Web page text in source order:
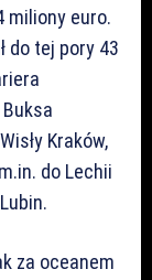
miliony euro.
do tej pory 43
Kraków,
do Lechii
za oceanem